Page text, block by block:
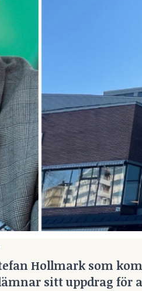
Hollmark som
sitt uppdrag för